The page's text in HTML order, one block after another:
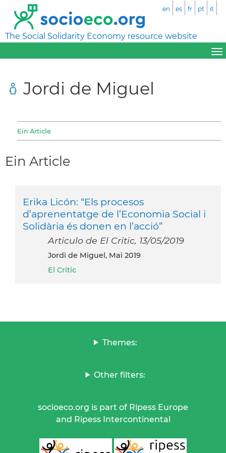
The Social Solidarity Economy resource website
en es fr pt it
Jordi de Miguel
Ein Article
Ein Article
Erika Licón: “Els procesos
d’aprenentatge de l’Economia Social i
Solidària és donen en l’acció”
Articulo de El Critic, 13/05/2019
Jordi de Miguel, Mai 2019
El Critic
Themes:
Other filters:
socioeco.org is part of Ripess Europe
and Ripess Intercontinental